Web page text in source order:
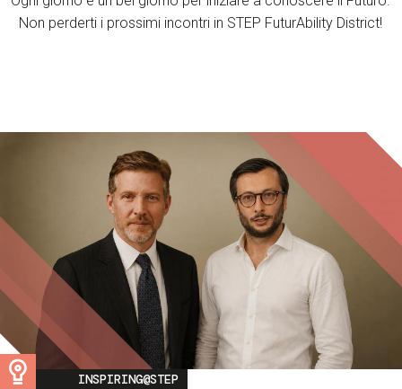
Non perderti i prossimi incontri in STEP FuturAbility District!
Image
INSPIRING@STEP